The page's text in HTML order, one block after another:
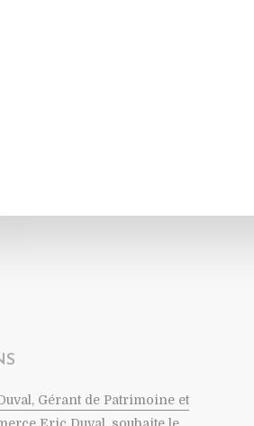
Gérant de Patrimoine et